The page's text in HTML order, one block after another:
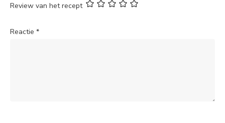
Review van het recept
Reactie *